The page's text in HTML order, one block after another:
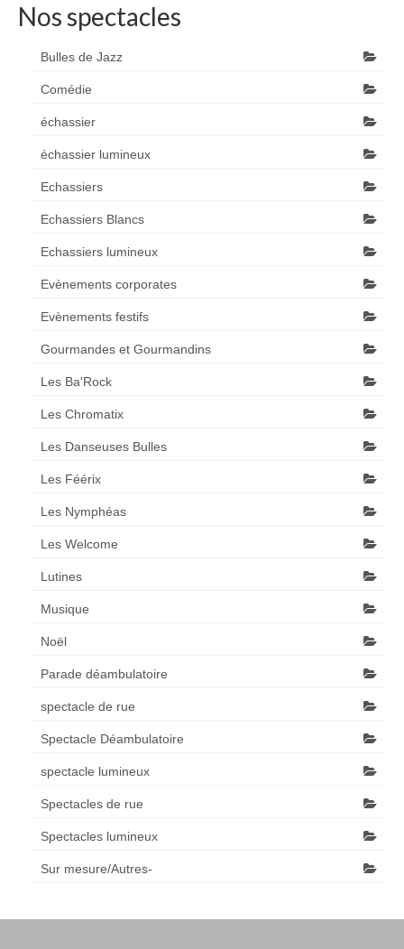
Nos spectacles
Bulles de Jazz
Comédie
échassier
échassier lumineux
Echassiers
Echassiers Blancs
Echassiers lumineux
Evènements corporates
Evènements festifs
Gourmandes et Gourmandins
Les Ba'Rock
Les Chromatix
Les Danseuses Bulles
Les Féérix
Les Nymphéas
Les Welcome
Lutines
Musique
Noël
Parade déambulatoire
spectacle de rue
Spectacle Déambulatoire
spectacle lumineux
Spectacles de rue
Spectacles lumineux
Sur mesure/Autres-